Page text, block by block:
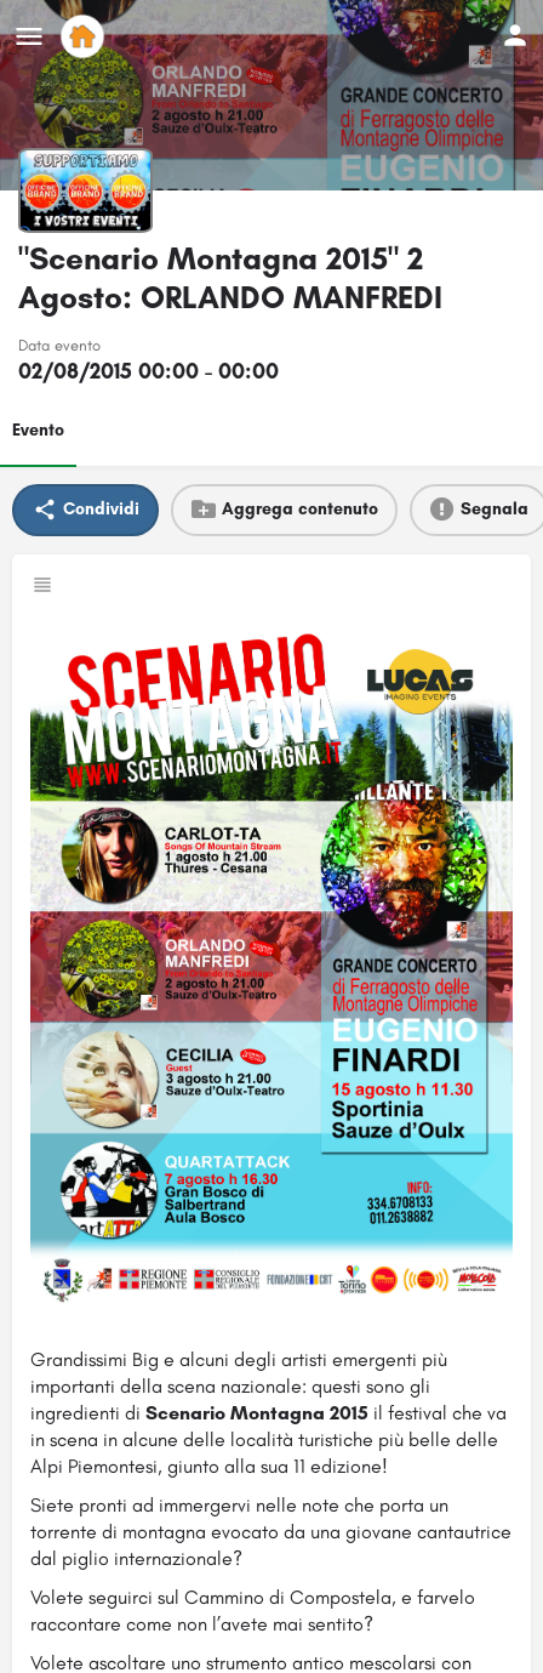
"Scenario Montagna 2015" 2
Agosto: ORLANDO MANFREDI
Data evento
02/08/2015 00:00 - 00:00
Evento
Condividi Aggrega contenuto Segnala
Grandissimi Big e alcuni degli artisti emergenti più
importanti della scena nazionale: questi sono gli
ingredienti di Scenario Montagna 2015 il festival che va
in scena in alcune delle località turistiche più belle delle
Alpi Piemontesi, giunto alla sua 11 edizione!
Siete pronti ad immergervi nelle note che porta un
torrente di montagna evocato da una giovane cantautrice
dal piglio internazionale?
Volete seguirci sul Cammino di Compostela, e farvelo
raccontare come non l’avete mai sentito?
Volete ascoltare uno strumento antico mescolarsi con